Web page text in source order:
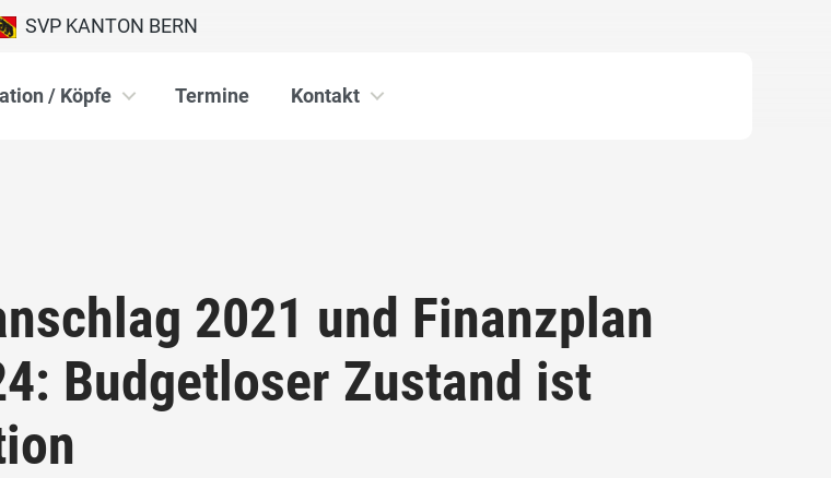
SVP KANTON BERN
/ Köpfe Termine Kontakt
2021 und Finanzplan
Budgetloser Zustand ist